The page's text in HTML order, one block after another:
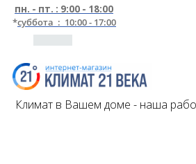
пн. - пт. : 9:00 - 18:00
*суббота : 10:00 - 17:00
Климат в Вашем доме - наша